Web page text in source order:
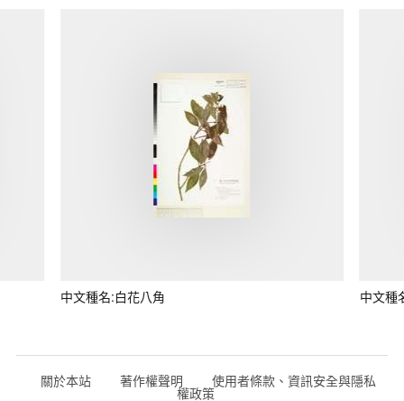
中文種名:白花八角 中文種
關於本站 著作權聲明 使用者條款、資訊安全與隱私
權政策